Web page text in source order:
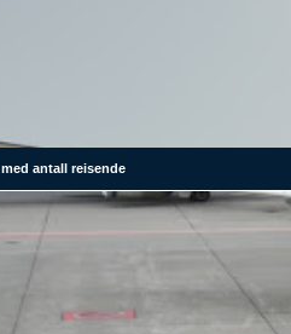
antall reisende